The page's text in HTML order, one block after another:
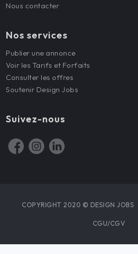
Nous contacter
Nos services
Publier une annonce
Voir les Tarifs et Forfaits
Consulter les offres
Soutenir Design Jobs
Suivez-nous
COPYRIGHT 2020 © DESIGN JOBS
CGU/CGV